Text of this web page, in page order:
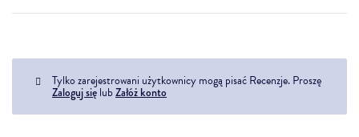
Tylko zarejestrowani użytkownicy mogą pisać Recenzje. Proszę
Zaloguj się lub Załóż konto